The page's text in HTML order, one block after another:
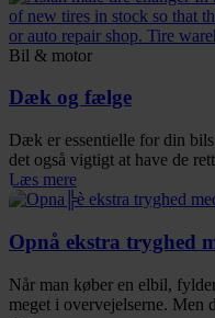
Bil & motor
Dæk og fælge
Dæk er essentielle for din
det også vigtigt at have de
Læs mere
Opnå ekstra tryghed
Når man køber en elbil,
meget i overvejelserne. Men